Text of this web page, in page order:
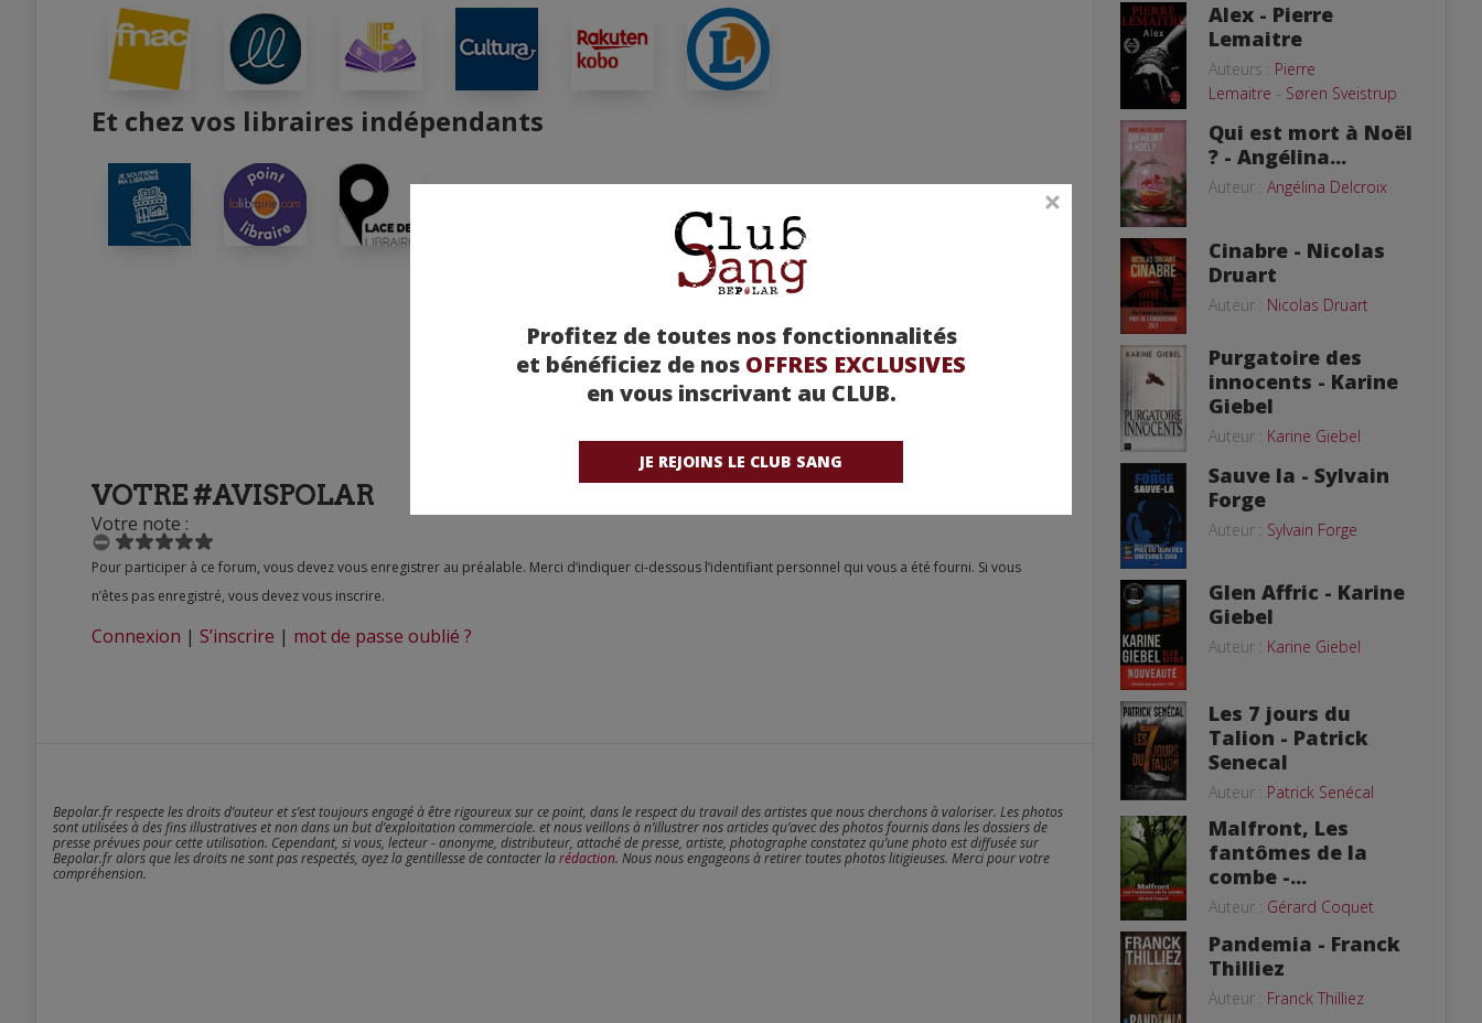
Profitez de toutes nos fonctionnalités
et bénéficiez de nos OFFRES EXCLUSIVES
en vous inscrivant au CLUB.
JE REJOINS LE CLUB SANG
Et chez vos libraires indépendants
VOTRE #AVISPOLAR
Votre note :
Pour participer à ce forum, vous devez vous enregistrer au préalable. Merci d’indiquer ci-dessous l’identifiant personnel qui vous a été fourni. Si vous
n’êtes pas enregistré, vous devez vous inscrire.
Connexion | S’inscrire | mot de passe oublié ?
Bepolar.fr respecte les droits d’auteur et s’est toujours engagé à être rigoureux sur ce point, dans le respect du travail des artistes que nous cherchons à valoriser. Les photos
sont utilisées à des fins illustratives et non dans un but d’exploitation commerciale. et nous veillons à n’illustrer nos articles qu’avec des photos fournis dans les dossiers de
presse prévues pour cette utilisation. Cependant, si vous, lecteur - anonyme, distributeur, attaché de presse, artiste, photographe constatez qu’une photo est diffusée sur
Bepolar.fr alors que les droits ne sont pas respectés, ayez la gentillesse de contacter larédaction. Nous nous engageons à retirer toutes photos litigieuses. Merci pour votre
compréhension.
Alex - Pierre
Lemaitre
Auteurs : Pierre
Lemaitre - Søren Sveistrup
Qui est mort à Noël
? - Angélina...
Auteur : Angélina Delcroix
Cinabre - Nicolas
Druart
Auteur : Nicolas Druart
Purgatoire des
innocents - Karine
Giebel
Auteur : Karine Giebel
Sauve la - Sylvain
Forge
Auteur : Sylvain Forge
Glen Affric - Karine
Giebel
Auteur : Karine Giebel
Les 7 jours du
Talion - Patrick
Senecal
Auteur : Patrick Senécal
Malfront, Les
fantômes de la
combe -...
Auteur : Gérard Coquet
Pandemia - Franck
Thilliez
Auteur : Franck Thilliez